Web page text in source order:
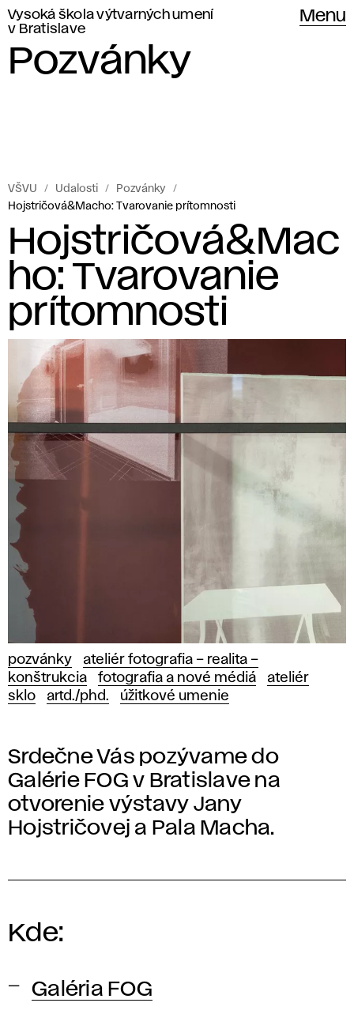
Vysoká škola výtvarných umení
v Bratislave
Menu
Pozvánky
VŠVU Udalosti
Pozvánky
Hojstričová&Macho: Tvarovanie prítomnosti
Hojstričová&Mac
ho: Tvarovanie
prítomnosti
pozvánky
ateliér fotografia – realita –
konštrukcia
fotografia a nové médiá
ateliér
sklo
artd./phd. úžitkové umenie
Srdečne Vás pozývame do
Galérie FOG v Bratislave na
otvorenie výstavy Jany
Hojstričovej a Pala Macha.
Kde:
Galéria FOG